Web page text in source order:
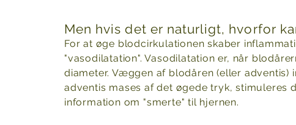
Men hvis det er naturligt, hvorfor
For at øge blodcirkulationen skaber
"vasodilatation". Vasodilatation er, når
diameter. Væggen af blodåren (eller adventis)
adventis mases af det øgede tryk, stimuleres
information om "smerte" til hjernen.